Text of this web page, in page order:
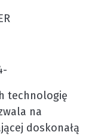
technologię
na
doskonałą